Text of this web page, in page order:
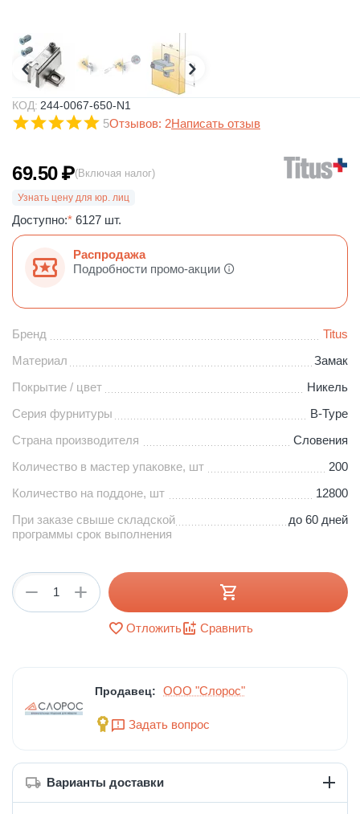
КОД: 244-0067-650-N1
5Отзывов: 2Написать отзыв
69.50₽(Включая налог)
Узнать цену для юр. лиц
Доступно:* 6127 шт.
Распродажа
Подробности промо-акции
Бренд
Titus
Материал
Замак
Покрытие / цвет
Никель
Серия фурнитуры
B-Type
Страна производителя
Словения
Количество в мастер упаковке, шт
200
Количество на поддоне, шт
12800
При заказе свыше складской
программы срок выполнения
до 60 дней
+
−
Отложить Сравнить
Продавец: ООО "Слорос"
Задать вопрос
Варианты доставки